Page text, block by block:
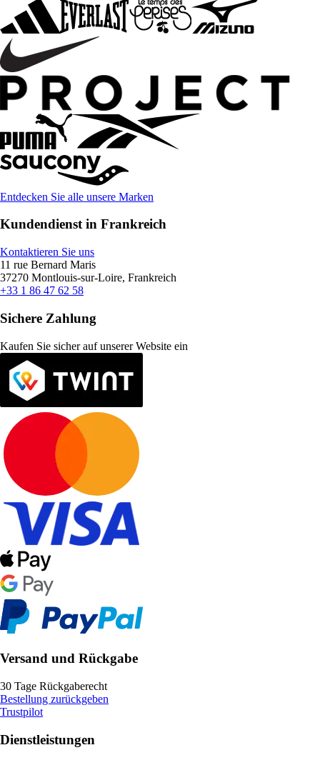
Entdecken Sie alle unsere Marken
Kundendienst in Frankreich
Kontaktieren Sie uns
11 rue Bernard Maris
37270 Montlouis-sur-Loire, Frankreich
+33 1 86 47 62 58
Sichere Zahlung
Kaufen Sie sicher auf unserer Website ein
Versand und Rückgabe
30 Tage Rückgaberecht
Bestellung zurückgeben
Trustpilot
Dienstleistungen